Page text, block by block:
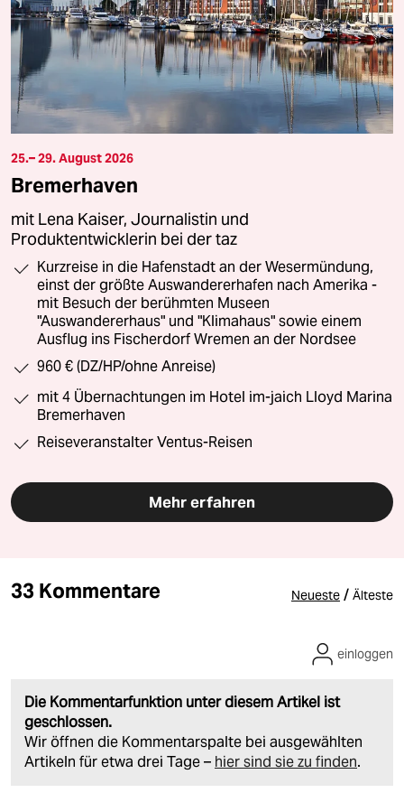
25.– 29. August 2026
Bremerhaven
mit Lena Kaiser, Journalistin und
Produktentwicklerin bei der taz
Kurzreise in die Hafenstadt an der Wesermündung,
einst der größte Auswandererhafen nach Amerika -
mit Besuch der berühmten Museen
"Auswandererhaus" und "Klimahaus" sowie einem
Ausflug ins Fischerdorf Wremen an der Nordsee
960 € (DZ/HP/ohne Anreise)
mit 4 Übernachtungen im Hotel im-jaich Lloyd Marina
Bremerhaven
Reiseveranstalter Ventus-Reisen
Mehr erfahren
33 Kommentare Neueste / Älteste
Die Kommentarfunktion unter diesem Artikel ist
geschlossen.
Wir öffnen die Kommentarspalte bei ausgewählten
Artikeln für etwa drei Tage – hier sind sie zu finden.
einloggen